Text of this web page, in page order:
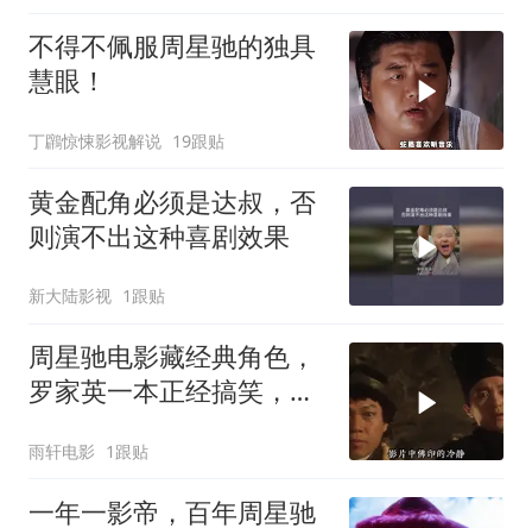
不得不佩服周星驰的独具
慧眼！
丁鸊惊悚影视解说 19跟贴
黄金配角必须是达叔，否
则演不出这种喜剧效果
新大陆影视 1跟贴
周星驰电影藏经典角色，
罗家英一本正经搞笑，星
雨轩电影 1跟贴
一年一影帝，百年周星驰